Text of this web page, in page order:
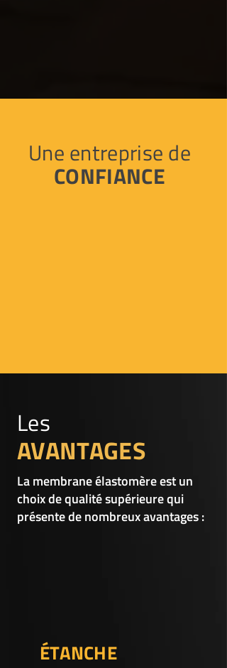
Une entreprise de
CONFIANCE
Les
AVANTAGES
La membrane élastomère est un
choix de qualité supérieure qui
présente de nombreux avantages :
ÉTANCHE